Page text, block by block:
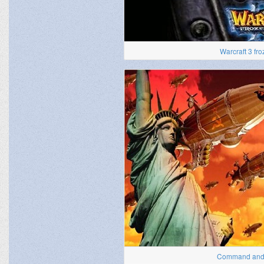
Warcraft 3
Command